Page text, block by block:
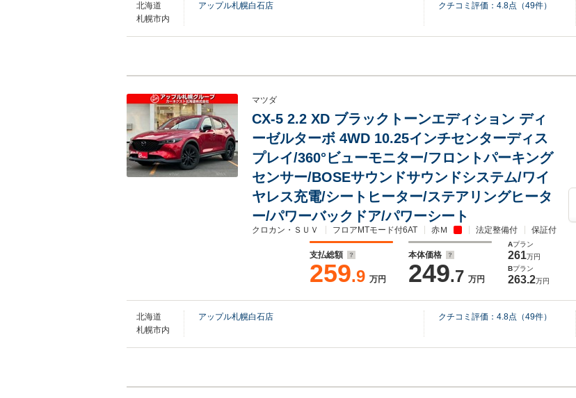
北海道
札幌市内
アップル札幌白石店 クチコミ評価： 4.8点（49件）
マツダ
CX-5 2.2 XD ブラックトーンエディション ディ
ーゼルターボ 4WD 10.25インチセンターディス
プレイ/360°ビューモニター/フロントパーキング
センサー/BOSEサウンドサウンドシステム/ワイ
ヤレス充電/シートヒーター/ステアリングヒータ
ー/パワーバックドア/パワーシート
クロカン・ＳＵＶ フロアMTモード付6AT 赤Ｍ 法定整備付 保証付
支払総額
259.9 万円
本体価格
249.7 万円
Aプラン
261万円
Bプラン
263.2万円
北海道
札幌市内
アップル札幌白石店 クチコミ評価： 4.8点（49件）